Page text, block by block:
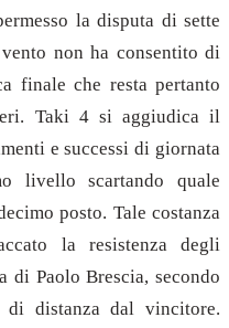
la disputa di sette
non ha consentito di
finale che resta pertanto
Taki 4 si aggiudica il
e successi di giornata
livello scartando quale
posto. Tale costanza
la resistenza degli
Paolo Brescia, secondo
distanza dal vincitore.